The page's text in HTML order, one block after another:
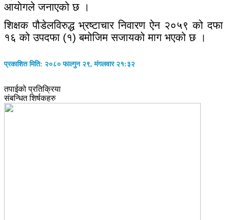
आयाेगले जनाएको छ ।
शिक्षक पौडेलविरुद्ध भ्रष्टाचार निवारण ऐन २०५९ को दफा
१६ को उपदफा (१) बमोजिम सजायको माग भएको छ ।
प्रकाशित मिति: २०८० फाल्गुन २९, मंगलवार २१:३२
तपाईको प्रतिक्रिया
संबन्धित शिर्षकहरु